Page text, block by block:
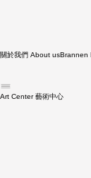
關於我們 About usBrannen
Art Center 藝術中心